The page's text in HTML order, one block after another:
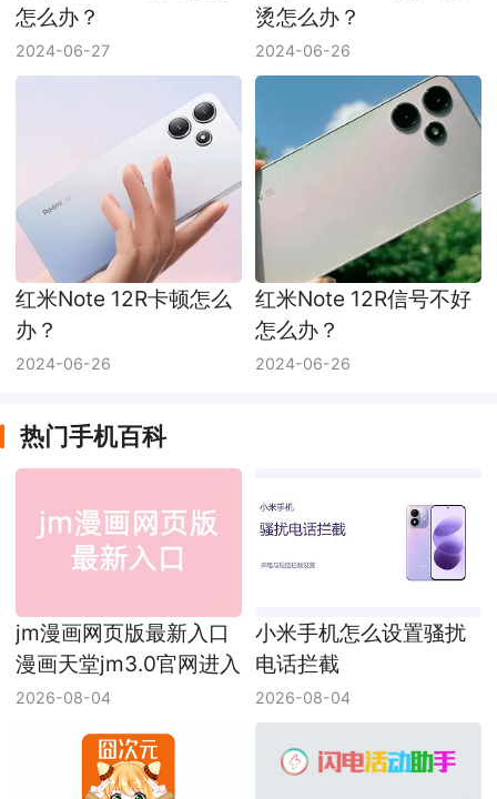
怎么办？
2024-06-27
烫怎么办？
2024-06-26
红米Note 12R卡顿怎么
办？
2024-06-26
红米Note 12R信号不好
怎么办？
2024-06-26
热门手机百科
jm漫画网页版最新入口
漫画天堂jm3.0官网进入
2026-08-04
小米手机怎么设置骚扰
电话拦截
2026-08-04